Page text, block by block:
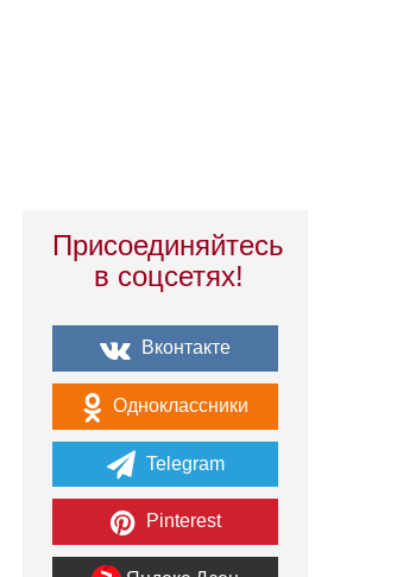
Присоединяйтесь
в соцсетях!
Вконтакте
Одноклассники
Telegram
Pinterest